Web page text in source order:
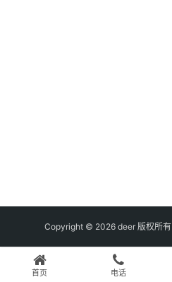
Copyright © 2026 deer 版权所有
首页 电话